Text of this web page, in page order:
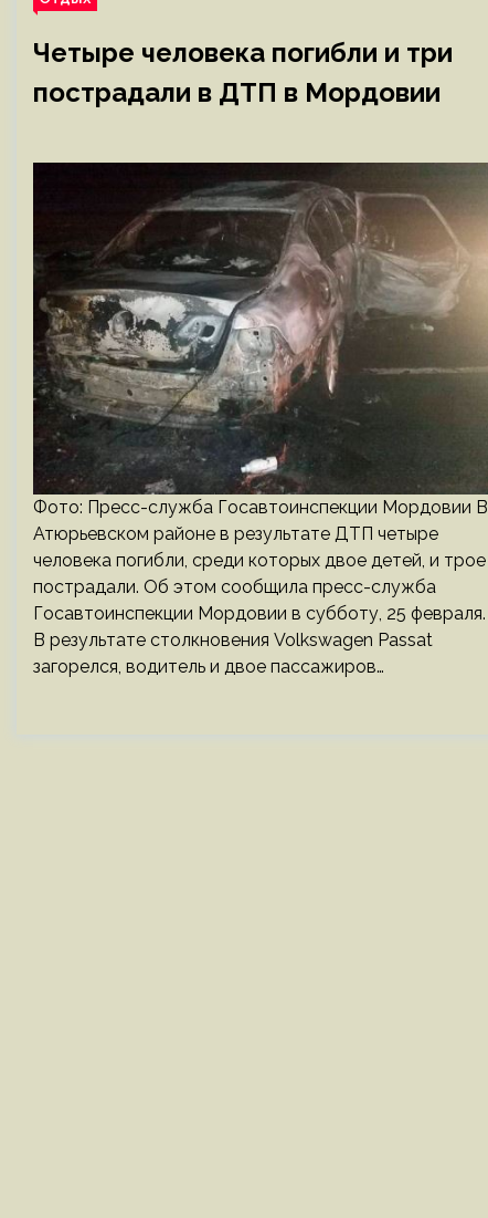
Четыре человека погибли и три
пострадали в ДТП в Мордовии
Фото: Пресс-служба Госавтоинспекции Мордовии В
Атюрьевском районе в результате ДТП четыре
человека погибли, среди которых двое детей, и трое
пострадали. Об этом сообщила пресс-служба
Госавтоинспекции Мордовии в субботу, 25 февраля.
В результате столкновения Volkswagen Passat
загорелся, водитель и двое пассажиров…